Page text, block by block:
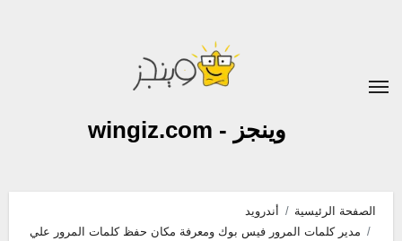
وينجز - wingiz.com
الصفحة الرئيسية
أندرويد
مدير كلمات المرور فيس بوك ومعرفة مكان حفظ كلمات المرور علي